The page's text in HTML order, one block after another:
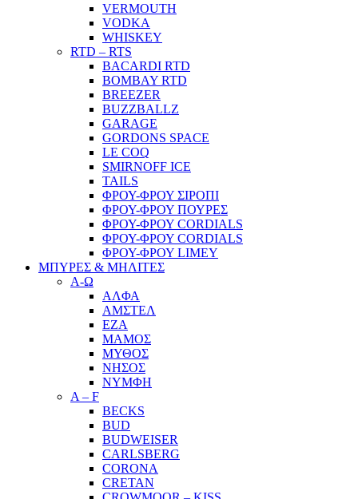
VERMOUTH
VODKA
WHISKEY
RTD – RTS
BACARDI RTD
BOMBAY RTD
BREEZER
BUZZBALLZ
GARAGE
GORDONS SPACE
LE COQ
SMIRNOFF ICE
TAILS
ΦΡΟΥ-ΦΡΟΥ ΣΙΡΟΠΙ
ΦΡΟΥ-ΦΡΟΥ ΠΟΥΡΕΣ
ΦΡΟΥ-ΦΡΟΥ CORDIALS
ΦΡΟΥ-ΦΡΟΥ CORDIALS
ΦΡΟΥ-ΦΡΟΥ LIMEY
ΜΠΥΡΕΣ & ΜΗΛΙΤΕΣ
Α-Ω
ΑΛΦΑ
ΑΜΣΤΕΛ
ΕΖΑ
ΜΑΜΟΣ
ΜΥΘΟΣ
ΝΗΣΟΣ
ΝΥΜΦΗ
A – F
BECKS
BUD
BUDWEISER
CARLSBERG
CORONA
CRETAN